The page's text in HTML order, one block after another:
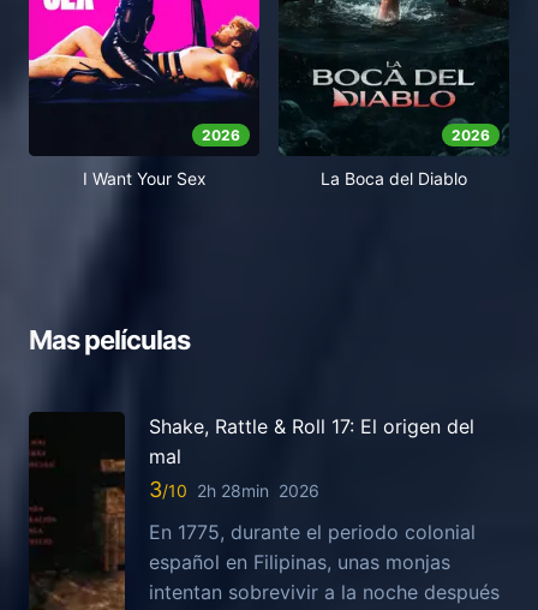
2026
I Want Your Sex
2026
La Boca del Diablo
Mas películas
Shake, Rattle & Roll 17: El origen del
mal
3 2h 28min 2026
En 1775, durante el periodo colonial
español en Filipinas, unas monjas
intentan sobrevivir a la noche después